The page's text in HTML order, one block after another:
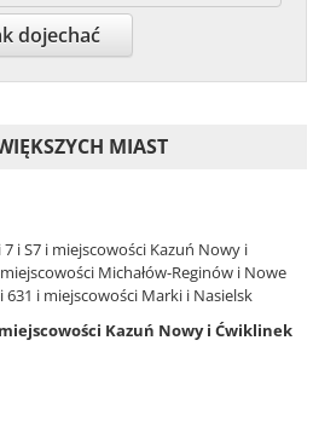
dojechać
MIAST
i S7 i miejscowości Kazuń Nowy i
Michałów-Reginów i Nowe
i miejscowości Marki i Nasielsk
miejscowości Kazuń Nowy i Ćwiklinek